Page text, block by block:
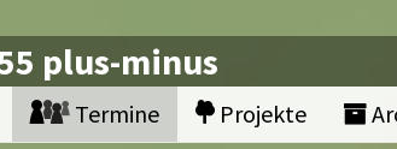
plus-minus
Termine Projekte